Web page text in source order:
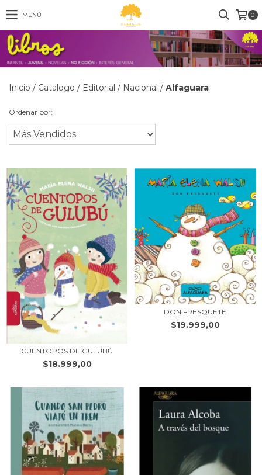
MENÚ 0
Inicio / Catalogo / Editorial / Nacional / Alfaguara
Ordenar por:
CUENTOPOS DE GULUBÚ
$18.999,00
DON FRESQUETE
$19.999,00